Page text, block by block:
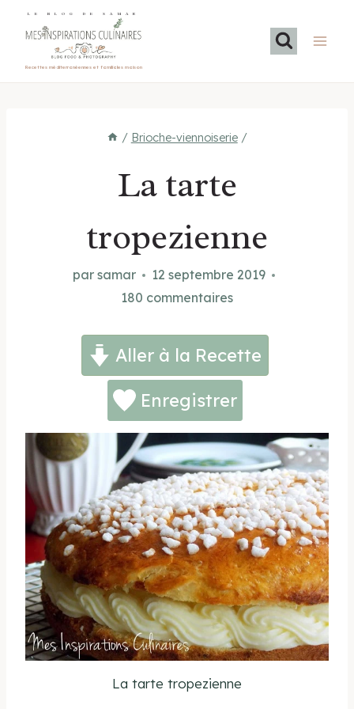
LE BLOG DE SAMAR
Recettes méditerranéennes et familiales maison
/ Brioche-viennoiserie /
La tarte
tropezienne
par samar
12 septembre 2019
180 commentaires
Aller à la Recette
Enregistrer
La tarte tropezienne